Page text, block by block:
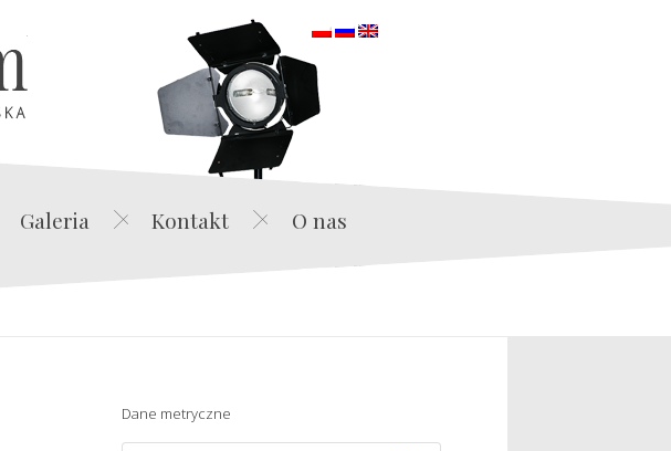
Edwin Film Agencja Aktorska
Galeria Kontakt O nas
Dane metryczne